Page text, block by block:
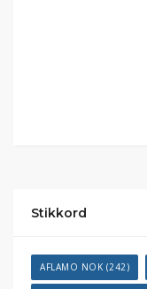
Stikkord
AFLAMO NOK (242)